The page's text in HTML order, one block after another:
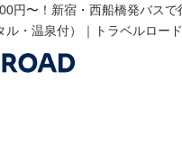
円〜！新宿・西船橋発バスで
ル・温泉付）｜トラベルロード
ードからのお